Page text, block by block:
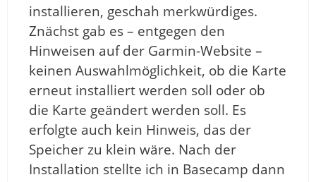
installieren, geschah merkwürdiges.
Znächst gab es – entgegen den
Hinweisen auf der Garmin-Website –
keinen Auswahlmöglichkeit, ob die Karte
erneut installiert werden soll oder ob
die Karte geändert werden soll. Es
erfolgte auch kein Hinweis, das der
Speicher zu klein wäre. Nach der
Installation stellte ich in Basecamp dann